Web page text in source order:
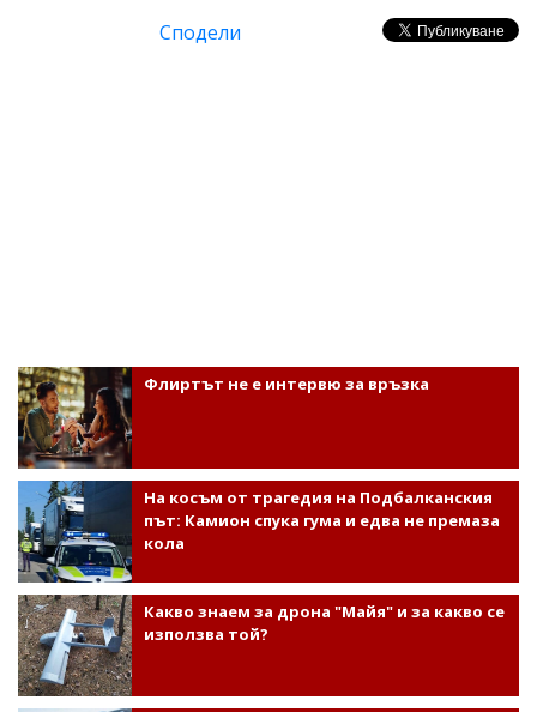
Сподели
Флиртът не е интервю за връзка
На косъм от трагедия на Подбалканския
път: Камион спука гума и едва не премаза
кола
Какво знаем за дрона "Майя" и за какво се
използва той?